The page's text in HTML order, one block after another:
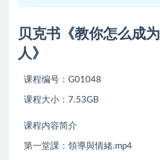
贝克书《教你怎么成
人》
课程编号：G01048
课程大小：7.53GB
课程内容简介
第一堂課：領導與情緒.mp4